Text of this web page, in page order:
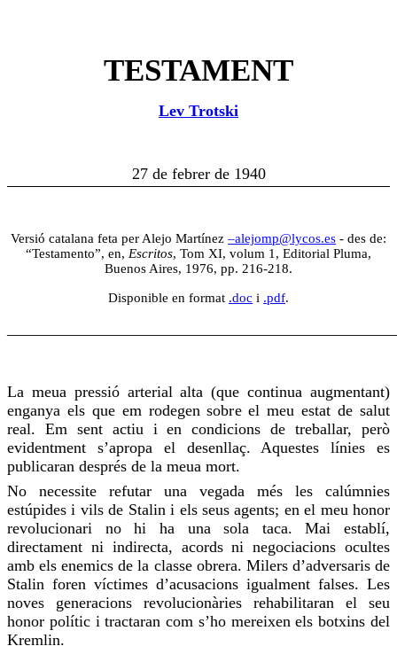
TESTAMENT
Lev Trotski
27 de febrer de 1940
Versió catalana feta per Alejo Martínez –alejomp@lycos.es - des de:
“Testamento”, en, Escritos, Tom XI, volum 1, Editorial Pluma,
Buenos Aires, 1976, pp. 216-218.
Disponible en format .doc i .pdf.
La meua pressió arterial alta (que continua augmentant)
enganya els que em rodegen sobre el meu estat de salut
real. Em sent actiu i en condicions de treballar, però
evidentment s’apropa el desenllaç. Aquestes línies es
publicaran després de la meua mort.
No necessite refutar una vegada més les calúmnies
estúpides i vils de Stalin i els seus agents; en el meu honor
revolucionari no hi ha una sola taca. Mai establí,
directament ni indirecta, acords ni negociacions ocultes
amb els enemics de la classe obrera. Milers d’adversaris de
Stalin foren víctimes d’acusacions igualment falses. Les
noves generacions revolucionàries rehabilitaran el seu
honor polític i tractaran com s’ho mereixen els botxins del
Kremlin.